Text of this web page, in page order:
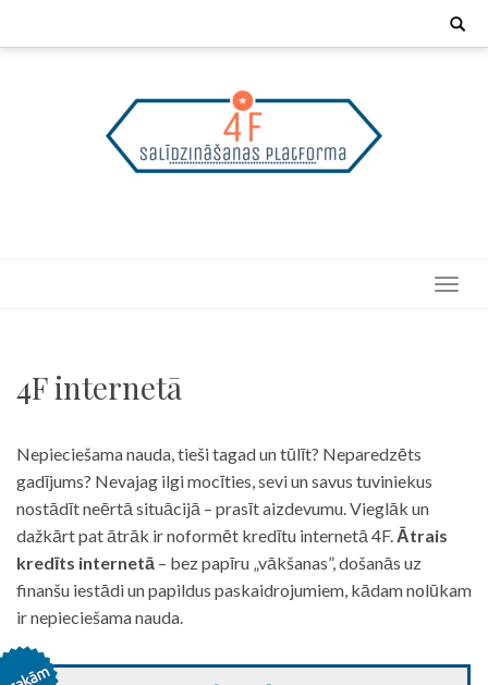
Search
4F internetā
Nepieciešama nauda, tieši tagad un tūlīt? Neparedzēts
gadījums? Nevajag ilgi mocīties, sevi un savus tuviniekus
nostādīt neērtā situācijā – prasīt aizdevumu. Vieglāk un
dažkārt pat ātrāk ir noformēt kredītu internetā 4F. Ātrais
kredīts internetā – bez papīru „vākšanas”, došanās uz
finanšu iestādi un papildus paskaidrojumiem, kādam nolūkam
ir nepieciešama nauda.